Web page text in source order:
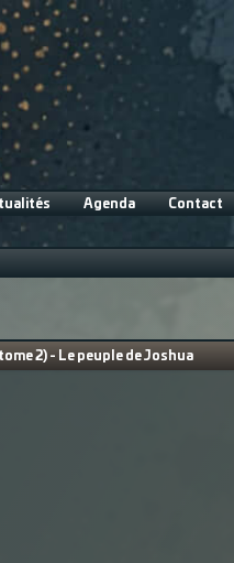
Agenda Contact
2) - Le peuple de Joshua